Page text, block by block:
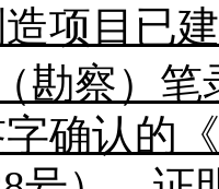
项目已
勘察）笔
确认的